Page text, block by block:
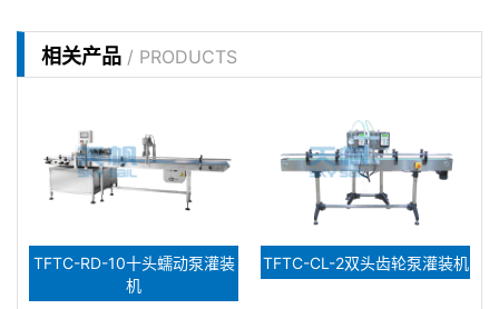
实时高速对焦抓取识别影像，快速准确…
相关产品 / PRODUCTS
TFTC-RD-10十头蠕动泵灌装
机
TFTC-CL-2双头齿轮泵灌装机